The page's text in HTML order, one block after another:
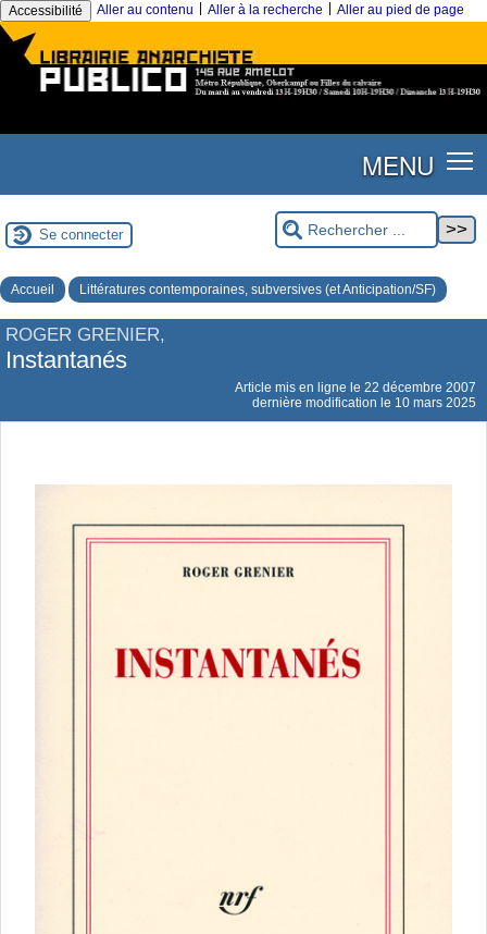
Accessibilité Aller au contenu Aller à la recherche Aller au pied de page
MENU
Se connecter
Accueil Littératures contemporaines, subversives (et Anticipation/SF)
ROGER GRENIER,
Instantanés
Article mis en ligne le 22 décembre 2007
dernière modification le 10 mars 2025